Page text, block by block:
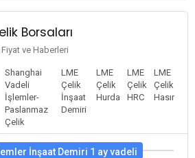
Borsaları
ve Haberleri
Shanghai
Vadeli
İşlemler-
Paslanmaz
Çelik
LME
Çelik
İnşaat
Demiri
LME
Çelik
Hurda
LME
Çelik
HRC
LME
Çelik
Hasır
İnşaat Demiri 1 ay vadeli